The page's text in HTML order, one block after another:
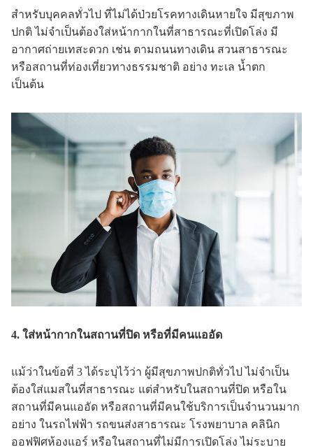
สำหรับบุคคลทั่วไป ที่ไม่ได้ป่วยโรคทางเดินหายใจ มีสุขภาพ
ปกติ ไม่จำเป็นต้องใส่หน้ากากในที่สาธารณะที่เปิดโล่ง มี
อากาศถ่ายเทสะดวก เช่น ตามถนนทางเดิน สวนสาธารณะ
หรือสถานที่ท่องเที่ยวทางธรรมชาติ อย่าง ทะเล น้ำตก
เป็นต้น
4. ใส่หน้ากากในสถานที่ปิด หรือที่มีคนแออัด
แม้ว่าในข้อที่ 3 ได้ระบุไว้ว่า ผู้มีสุขภาพปกติทั่วไป ไม่จำเป็น
ต้องใส่แมสในที่สาธารณะ แต่สำหรับในสถานที่ปิด หรือใน
สถานที่มีคนแออัด หรือสถานที่มีคนใช้บริการเป็นจำนวนมาก
อย่าง ในรถไฟฟ้า รถขนส่งสาธารณะ โรงพยาบาล คลินิก
ออฟฟิศห้องแอร์ หรือในสถานที่ไม่มีการเปิดโล่ง ไม่ระบาย